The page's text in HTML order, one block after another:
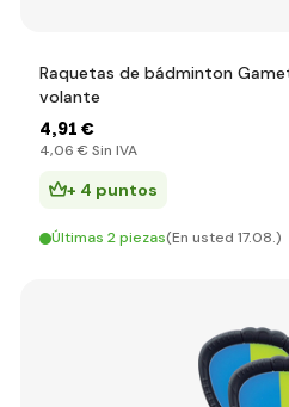
Raquetas de bádminton
volante
4,91 €
4,06 € Sin IVA
+ 4 puntos
Últimas 2 piezas(En usted 17.08.)